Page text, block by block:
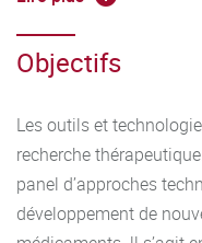
ligand/protéines :
fluorimétrie,
Modèles d’études et
 protéines
 modèles in-vivo, in-
Objectifs
Les outils et
recherche
panel d’approches
développement de